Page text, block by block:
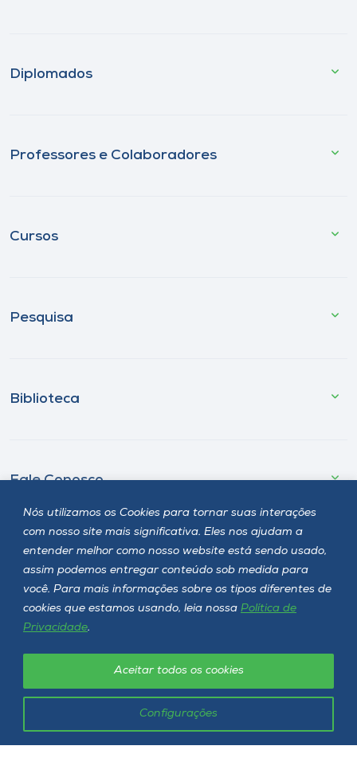
Nós utilizamos os Cookies para tornar suas interações
com nosso site mais significativa. Eles nos ajudam a
entender melhor como nosso website está sendo usado,
assim podemos entregar conteúdo sob medida para
você. Para mais informações sobre os tipos diferentes de
cookies que estamos usando, leia nossa Política de
Privacidade.
Configurações
Aceitar todos os cookies
Diplomados
Professores e Colaboradores
Cursos
Pesquisa
Biblioteca
Fale Conosco
Onde estamos
Selecione o campus
Rua Getúlio Vargas, 2125 - Bairro Flor da Serra
Joaçaba - SC - CEP 89600-000
Telefone (49) 3551-2000
Siga a Unoesc